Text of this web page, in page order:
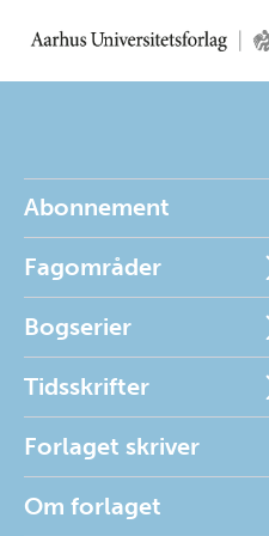
Abonnement
Fagområder
Bogserier
Tidsskrifter
Forlaget skriver
Om forlaget